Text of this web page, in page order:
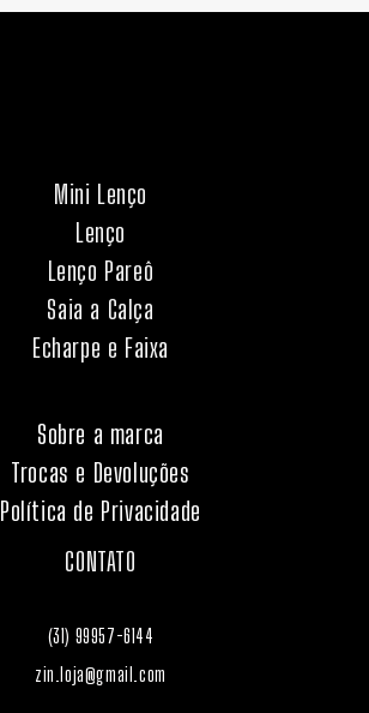
Mini Lenço
Lenço
Lenço Pareô
Saia a Calça
Echarpe e Faixa
Sobre a marca
Trocas e Devoluções
Política de Privacidade
CONTATO
(31) 99957-6144
zin.loja@gmail.com